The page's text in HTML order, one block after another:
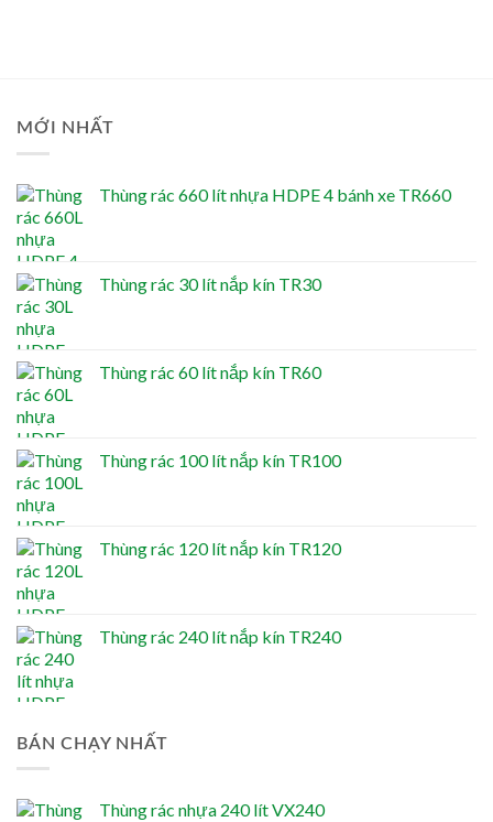
MỚI NHẤT
Thùng rác 660 lít nhựa HDPE 4 bánh xe TR660
Thùng rác 30 lít nắp kín TR30
Thùng rác 60 lít nắp kín TR60
Thùng rác 100 lít nắp kín TR100
Thùng rác 120 lít nắp kín TR120
Thùng rác 240 lít nắp kín TR240
BÁN CHẠY NHẤT
Thùng rác nhựa 240 lít VX240